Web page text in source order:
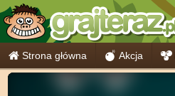
Strona główna Akcja